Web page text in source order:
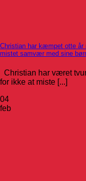
Christian har kæmpet otte år
mistet samvær med sine
Christian har været
for ikke at miste [...]
04
feb